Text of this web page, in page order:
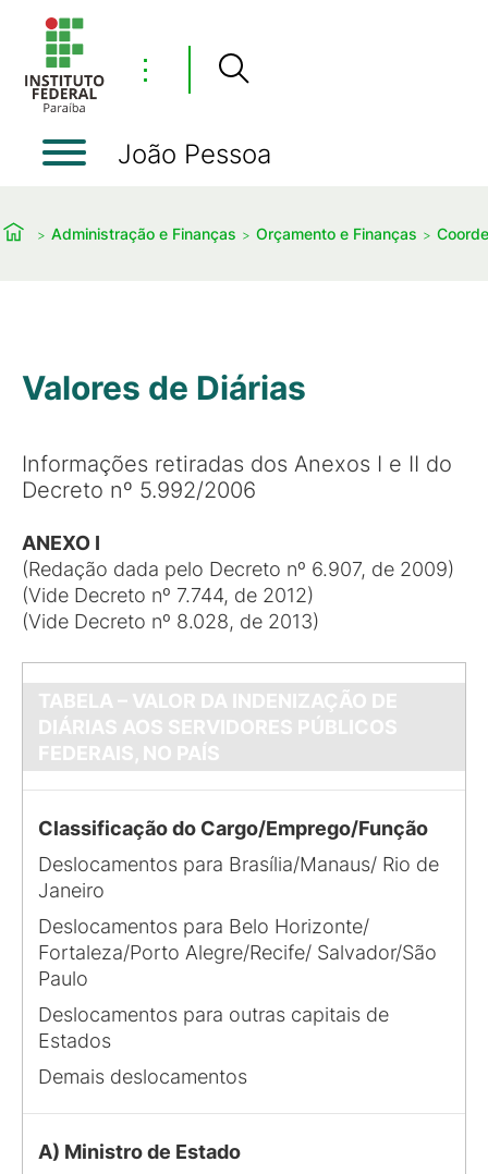
⋮
João Pessoa
Administração e Finanças Orçamento e Finanças
Valores de Diárias
Informações retiradas dos Anexos I e II do
Decreto nº 5.992/2006
ANEXO I
(Redação dada pelo Decreto nº 6.907, de 2009)
(Vide Decreto nº 7.744, de 2012)
(Vide Decreto nº 8.028, de 2013)
TABELA – VALOR DA INDENIZAÇÃO DE
DIÁRIAS AOS SERVIDORES PÚBLICOS
FEDERAIS, NO PAÍS
Classificação do Cargo/Emprego/Função
Deslocamentos para Brasília/Manaus/ Rio de
Janeiro
Deslocamentos para Belo Horizonte/
Fortaleza/Porto Alegre/Recife/ Salvador/São
Paulo
Deslocamentos para outras capitais de
Estados
Demais deslocamentos
A) Ministro de Estado